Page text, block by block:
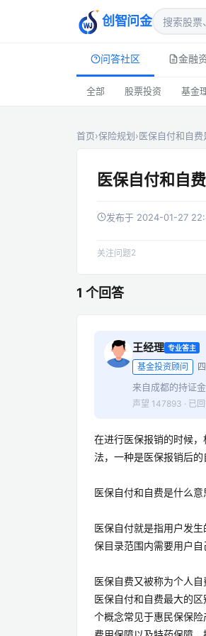
创智问金
问答社区 金融
全部 股票投资 基金
首页›保险规划›医保自付和自
医保自付和自
发布于 2024-01-27
关注问题2
1 个回答
王经理 专业答主
基金投资顾问
来自成都的持证
声望 147893 · 已
在进行医保报销的时候
法，一种是医保报销后
医保自付和自费是什么意
医保自付就是指用户发
保目录范围内需要用户
医保自费又被称为个人
医保自付和自费最大的
个概念常见于惠民保保